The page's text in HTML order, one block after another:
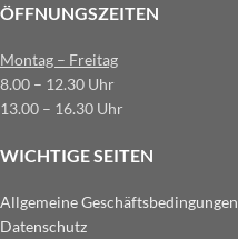
ÖFFNUNGSZEITEN
Montag – Freitag
8.00 – 12.30 Uhr
13.00 – 16.30 Uhr
WICHTIGE SEITEN
Allgemeine Geschäftsbedingungen
Datenschutz